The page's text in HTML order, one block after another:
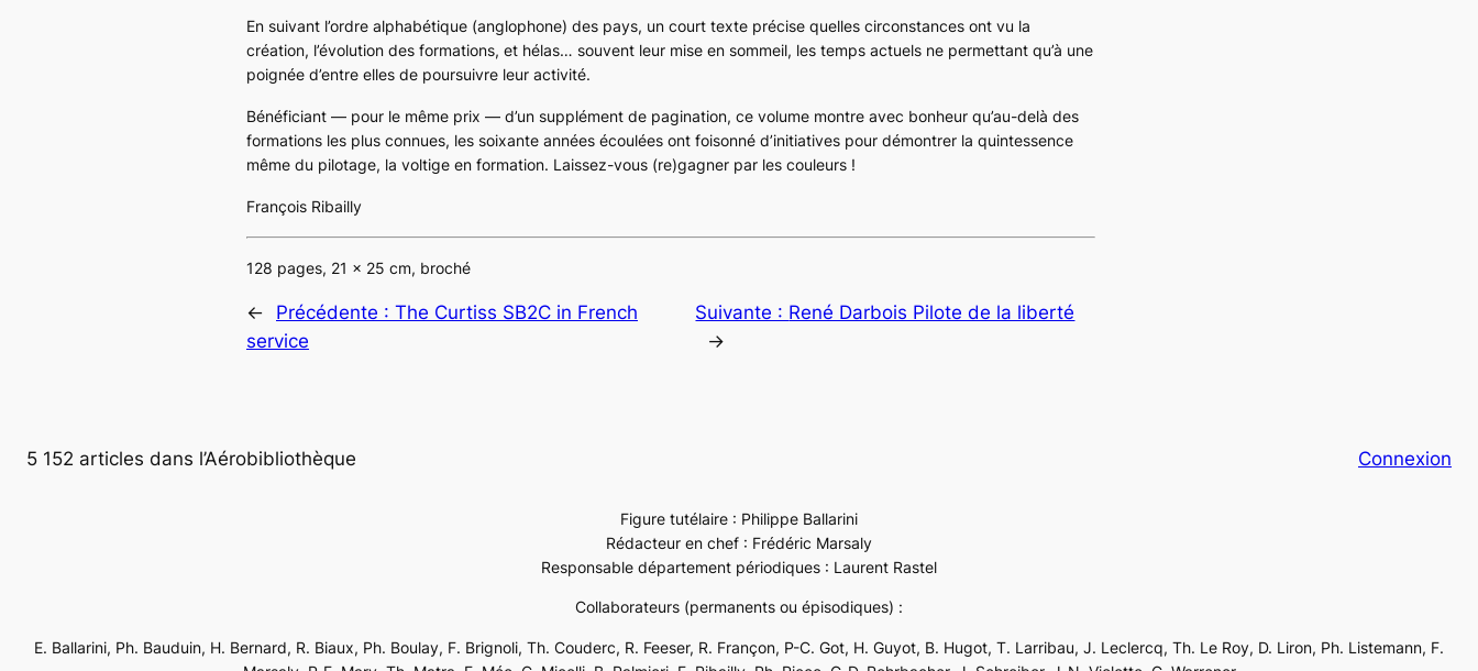
En suivant l’ordre alphabétique (anglophone) des pays, un court texte précise quelles circonstances ont vu la
création, l’évolution des formations, et hélas… souvent leur mise en sommeil, les temps actuels ne permettant qu’à une
poignée d’entre elles de poursuivre leur activité.
Bénéficiant — pour le même prix — d’un supplément de pagination, ce volume montre avec bonheur qu’au-delà des
formations les plus connues, les soixante années écoulées ont foisonné d’initiatives pour démontrer la quintessence
même du pilotage, la voltige en formation. Laissez-vous (re)gagner par les couleurs !
François Ribailly
128 pages, 21 x 25 cm, broché
← Précédente : The Curtiss SB2C in French
service
Suivante : René Darbois Pilote de la liberté
→
5 152 articles dans l’Aérobibliothèque Connexion
Figure tutélaire : Philippe Ballarini
Rédacteur en chef : Frédéric Marsaly
Responsable département périodiques : Laurent Rastel
Collaborateurs (permanents ou épisodiques) :
E. Ballarini, Ph. Bauduin, H. Bernard, R. Biaux, Ph. Boulay, F. Brignoli, Th. Couderc, R. Feeser, R. Françon, P-C. Got, H. Guyot, B. Hugot, T. Larribau, J. Leclercq, Th. Le Roy, D. Liron, Ph. Listemann, F.